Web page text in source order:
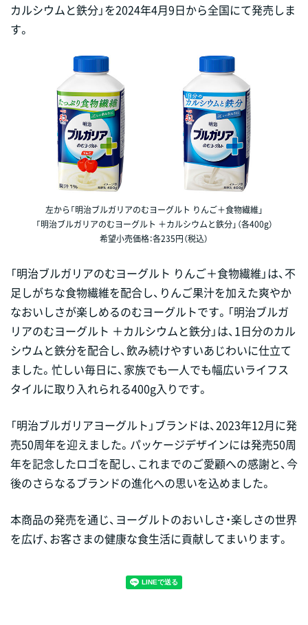
カルシウムと鉄分」を2024年4月9日から全国にて発売しま
す。
左から「明治ブルガリアのむヨーグルト りんご＋食物繊維」
「明治ブルガリアのむヨーグルト ＋カルシウムと鉄分」（各400g）
希望小売価格：各235円（税込）
「明治ブルガリアのむヨーグルト りんご＋食物繊維」は、不
足しがちな食物繊維を配合し、りんご果汁を加えた爽やか
なおいしさが楽しめるのむヨーグルトです。「明治ブルガ
リアのむヨーグルト ＋カルシウムと鉄分」は、1日分のカル
シウムと鉄分を配合し、飲み続けやすいあじわいに仕立て
ました。忙しい毎日に、家族でも一人でも幅広いライフス
タイルに取り入れられる400g入りです。
「明治ブルガリアヨーグルト」ブランドは、2023年12月に発
売50周年を迎えました。パッケージデザインには発売50周
年を記念したロゴを配し、これまでのご愛顧への感謝と、今
後のさらなるブランドの進化への思いを込めました。
本商品の発売を通じ、ヨーグルトのおいしさ・楽しさの世界
を広げ、お客さまの健康な食生活に貢献してまいります。